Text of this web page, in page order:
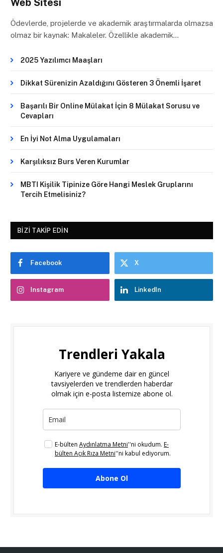
Web Sitesi
Ödevlerde, projelerde ve akademik araştırmalarda olmazsa
olmaz bir kaynak: Makaleler. Özellikle akademik…
2025 Yazılımcı Maaşları
Dikkat Sürenizin Azaldığını Gösteren 3 Önemli İşaret
Başarılı Bir Online Mülakat İçin 8 Mülakat Sorusu ve
Cevapları
En İyi Not Alma Uygulamaları
Karşılıksız Burs Veren Kurumlar
MBTI Kişilik Tipinize Göre Hangi Meslek Gruplarını
Tercih Etmelisiniz?
BIZI TAKIP EDIN
Facebook X
Instagram LinkedIn
Trendleri Yakala
Kariyere ve gündeme dair en güncel
tavsiyelerden ve trendlerden haberdar
olmak için e-posta listemize abone ol.
E-bülten Aydınlatma Metni''ni okudum. E-
bülten Açık Rıza Metni''ni kabul ediyorum.
Abone Ol